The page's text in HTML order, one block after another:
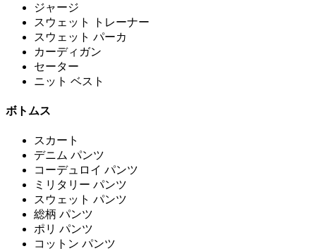
ジャージ
スウェット トレーナー
スウェット パーカ
カーディガン
セーター
ニット ベスト
ボトムス
スカート
デニム パンツ
コーデュロイ パンツ
ミリタリー パンツ
スウェット パンツ
総柄 パンツ
ポリ パンツ
コットン パンツ